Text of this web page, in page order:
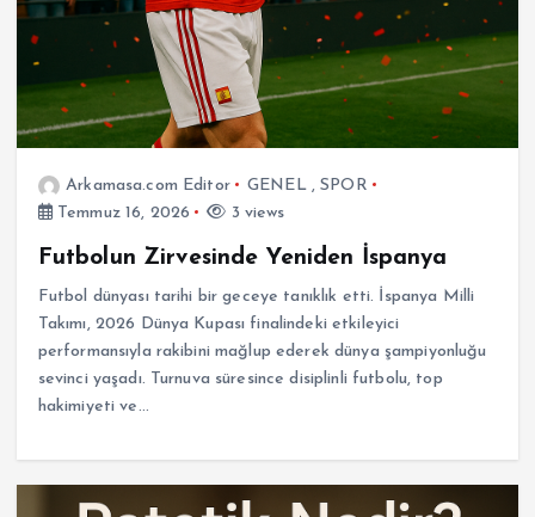
Arkamasa.com Editor GENEL,SPOR
Temmuz 16, 2026
3 views
Futbolun Zirvesinde Yeniden İspanya
Futbol dünyası tarihi bir geceye tanıklık etti. İspanya Milli
Takımı, 2026 Dünya Kupası finalindeki etkileyici
performansıyla rakibini mağlup ederek dünya şampiyonluğu
sevinci yaşadı. Turnuva süresince disiplinli futbolu, top
hakimiyeti ve…